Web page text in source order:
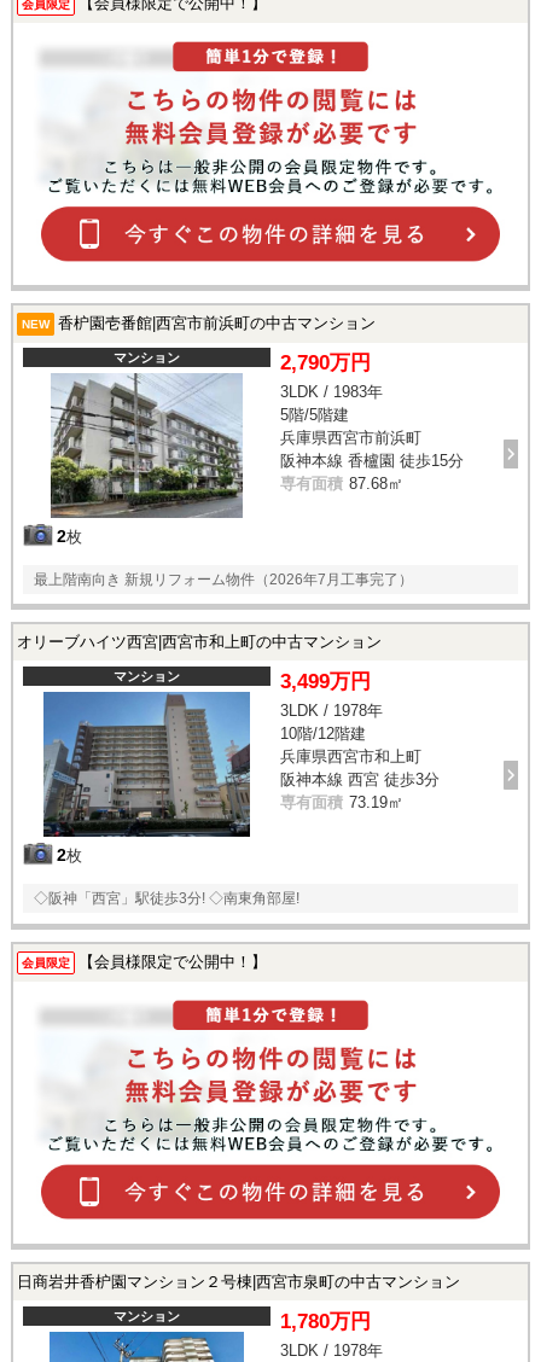
会員限定
NEW 香枦園壱番館|西宮市前浜町の中古マンション
マンション
2枚
2,790万円
3LDK / 1983年
5階/5階建
兵庫県西宮市前浜町
阪神本線 香櫨園 徒歩15分
専有面積 87.68㎡
最上階南向き 新規リフォーム物件（2026年7月工事完了）
オリーブハイツ西宮|西宮市和上町の中古マンション
マンション
2枚
3,499万円
3LDK / 1978年
10階/12階建
兵庫県西宮市和上町
阪神本線 西宮 徒歩3分
専有面積 73.19㎡
◇阪神「西宮」駅徒歩3分! ◇南東角部屋!
会員限定 【会員様限定で公開中！】
日商岩井香枦園マンション２号棟|西宮市泉町の中古マンション
マンション 1,780万円
3LDK / 1978年